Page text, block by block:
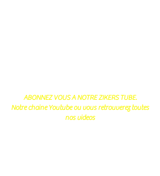
ABONNEZ VOUS A NOTRE ZIKERS TUBE.
Notre chaine Youtube ou vous retrouverez toutes
nos videos